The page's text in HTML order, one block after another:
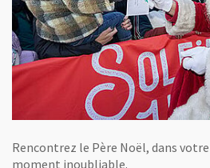
Rencontrez le Père Noël, dans
moment inoubliable.